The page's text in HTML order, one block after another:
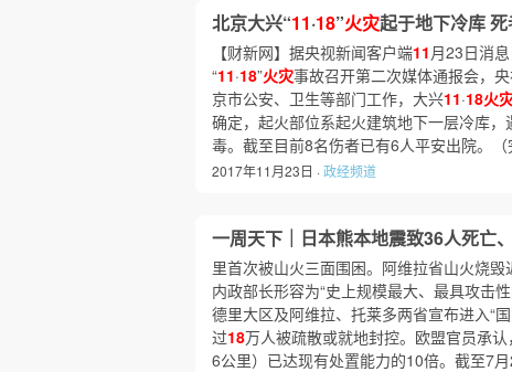
北京大兴“11·18”火灾起于地下冷库
【财新网】据央视新闻客户端11月23日消
“11·18”火灾事故召开第二次媒体通报会，
京市公安、卫生等部门工作，大兴11·18火
确定，起火部位系起火建筑地下一层冷库
毒。截至目前8名伤者已有6人平安出院。
2017年11月23日 ·政经频道
一周天下｜日本熊本地震致36人死亡
里首次被山火三面围困。阿维拉省山火烧
内政部长形容为“史上规模最大、最具攻击
德里大区及阿维拉、托莱多两省宣布进入“
过18万人被疏散或就地封控。欧盟官员承
6公里）已达现有处置能力的10倍。截至7